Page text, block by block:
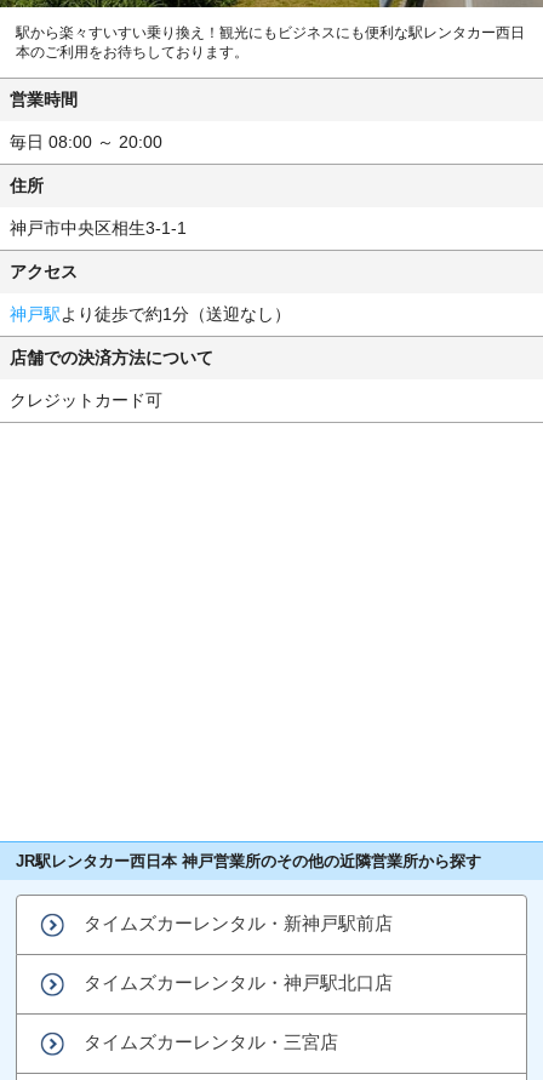
駅から楽々すいすい乗り換え！観光にもビジネスにも便利な駅レンタカー西日
本のご利用をお待ちしております。
営業時間
毎日 08:00 ～ 20:00
住所
神戸市中央区相生3-1-1
アクセス
神戸駅より徒歩で約1分（送迎なし）
店舗での決済方法について
クレジットカード可
JR駅レンタカー西日本 神戸営業所のその他の近隣営業所から探す
タイムズカーレンタル・新神戸駅前店
タイムズカーレンタル・神戸駅北口店
タイムズカーレンタル・三宮店